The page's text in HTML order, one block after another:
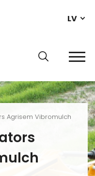
LV
Agrisem Vibromulch